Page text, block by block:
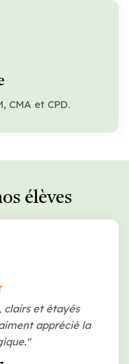
CMA et CPD.
élèves
clairs et étayés
apprécié la